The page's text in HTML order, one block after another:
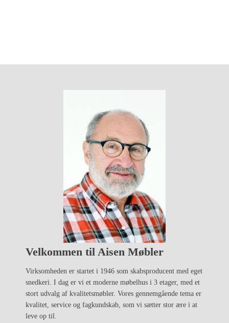
Velkommen til Aisen Møbler
Virksomheden er startet i 1946 som skabsproducent med eget
snedkeri. I dag er vi et moderne møbelhus i 3 etager, med et
stort udvalg af kvalitetsmøbler. Vores gennemgående tema er
kvalitet, service og fagkundskab, som vi sætter stor ære i at
leve op til.